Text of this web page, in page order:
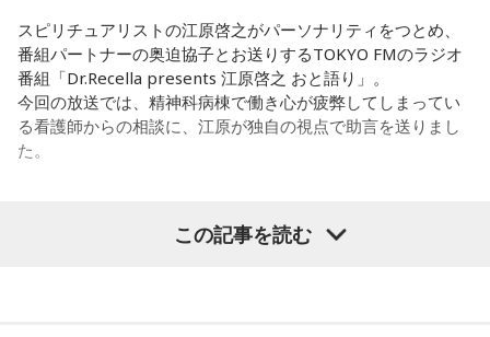
遠山：自分自身の内面をすごく辿って探っている曲ですよ
ね？
ほのか：はい。私は「自分自身を分かってみたい」という気
持ちで作品を作っていて、もしかしたら皆さんも何かを作る
ときって、自分自身を分かってみたいから作るんじゃないか
なと思って、そういう曲を作りました。
それは、例えばご病気の方とかはダメだとか、そういう風に
差別しているわけではなくてね。私達、コンディションが良
いと心のコンディションも良くなりません？ やっぱり、寝不
足のときってちょっとネガティブになっちゃったり、笑顔が
ちょっと欠けちゃったりね。
てすごく大事なんですよね。だから、よりスピリチュアルを
発揮したいと思う場合には、フィジカルをとても大切にする
スピリチュアリストの江原啓之がパーソナリティをつとめ、
番組パートナーの奥迫協子とお送りするTOKYO FMのラジオ
番組「Dr.Recella presents 江原啓之 おと語り」。
今回の放送では、精神科病棟で働き心が疲弊してしまってい
る看護師からの相談に、江原が独自の視点で助言を送りまし
た。
この記事を読む